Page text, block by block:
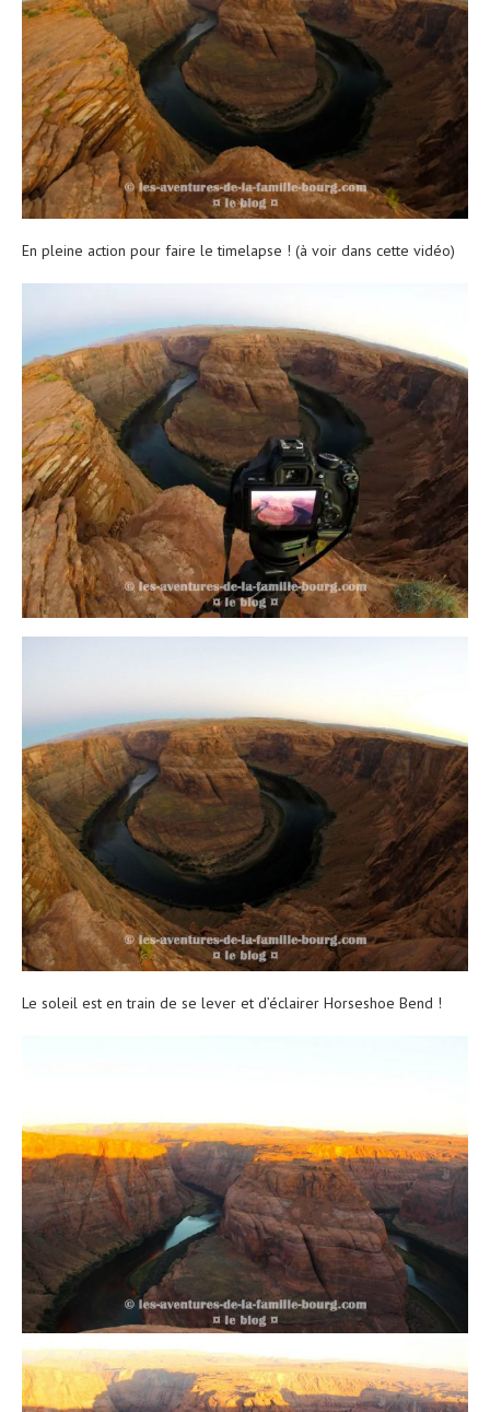
En pleine action pour faire le timelapse ! (à voir dans cette vidéo)
Le soleil est en train de se lever et d’éclairer Horseshoe Bend !